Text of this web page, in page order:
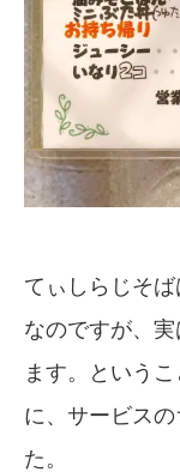
てぃしらじそ
なのですが、
ます。という
に、サービス
た。